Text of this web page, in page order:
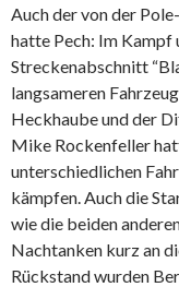
Auch der von der
hatte Pech: Im Kampf
Streckenabschnitt
langsameren
Heckhaube und der
Mike Rockenfeller
unterschiedlichen
kämpfen. Auch die
wie die beiden
Nachtanken kurz an
Rückstand wurden